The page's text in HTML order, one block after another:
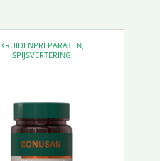
KRUIDENPREPARATEN,
SPIJSVERTERING